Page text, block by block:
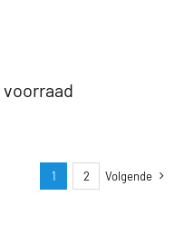
voorraad
1 2 Volgende